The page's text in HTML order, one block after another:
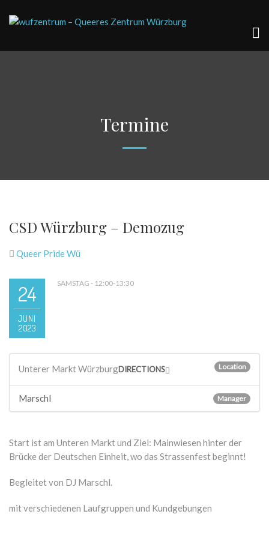
Termine
CSD Würzburg – Demozug
Queer Pride Wü
24
JUNI
2023
SAMSTAG - 12:00-13:30
Unterer Markt Würzburg Location
DIRECTIONS
Marschl Manager
Start ist am Unteren Markt und Ziel: Mainwiesen hinter der
Brücke der Deutschen Einheit, wo das Strassenfest beginnt!
Begleitet von DJ Marschl.
mit verschiedenen Laufgruppen und Kundgebungen